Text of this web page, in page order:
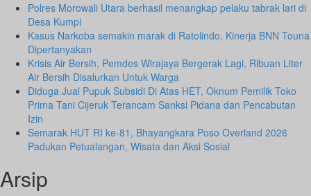
Polres Morowali Utara berhasil menangkap pelaku tabrak lari di
Desa Kumpi
Kasus Narkoba semakin marak di Ratolindo, Kinerja BNN Touna
Dipertanyakan
Krisis Air Bersih, Pemdes Wirajaya Bergerak Lagi, Ribuan Liter
Air Bersih Disalurkan Untuk Warga
Diduga Jual Pupuk Subsidi Di Atas HET, Oknum Pemilik Toko
Prima Tani Cijeruk Terancam Sanksi Pidana dan Pencabutan
Izin
Semarak HUT RI ke-81, Bhayangkara Poso Overland 2026
Padukan Petualangan, Wisata dan Aksi Sosial
Arsip